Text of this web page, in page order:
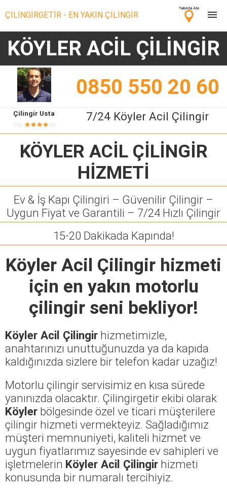
ÇİLİNGİRGETİR - EN YAKIN ÇİLİNGİR
Çilingir Ara
Çilingir misin? Bize Katıl!
KÖYLER ACİL ÇİLİNGİR
0850 550 20 60
Çilingir Usta
7/10 ★★★★ 60
7/24 Köyler Acil Çilingir
KÖYLER ACİL ÇİLİNGİR
HİZMETİ
Ev & İş Kapı Çilingiri – Güvenilir Çilingir –
Uygun Fiyat ve Garantili – 7/24 Hızlı Çilingir
15-20 Dakikada Kapında!
Köyler Acil Çilingir hizmeti
için en yakın motorlu
çilingir seni bekliyor!
Köyler Acil Çilingir hizmetimizle,
anahtarınızı unuttuğunuzda ya da kapıda
kaldığınızda sizlere bir telefon kadar uzağız!
Motorlu çilingir servisimiz en kısa sürede
yanınızda olacaktır. Çilingirgetir ekibi olarak
Köyler bölgesinde özel ve ticari müşterilere
çilingir hizmeti vermekteyiz. Sağladığımız
müşteri memnuniyeti, kaliteli hizmet ve
uygun fiyatlarımız sayesinde ev sahipleri ve
işletmelerin Köyler Acil Çilingir hizmeti
konusunda bir numaralı tercihiyiz.